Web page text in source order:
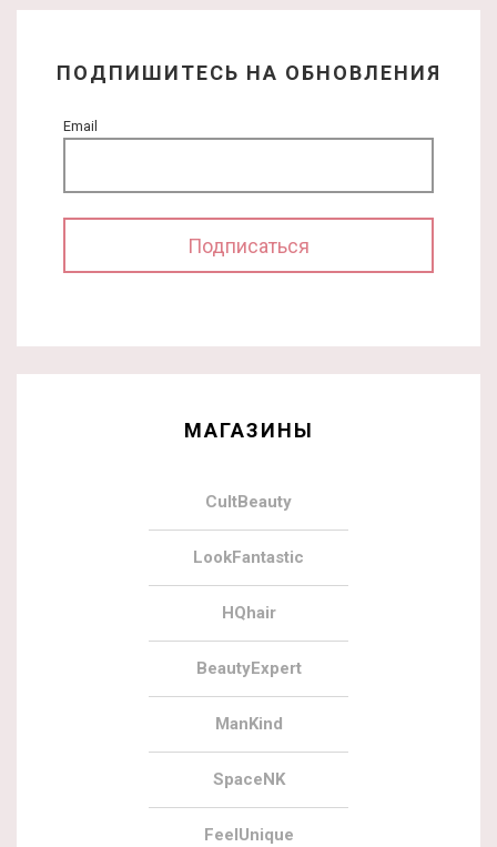
ПОДПИШИТЕСЬ НА ОБНОВЛЕНИЯ
Email
МАГАЗИНЫ
CultBeauty
LookFantastic
HQhair
BeautyExpert
ManKind
SpaceNK
FeelUnique